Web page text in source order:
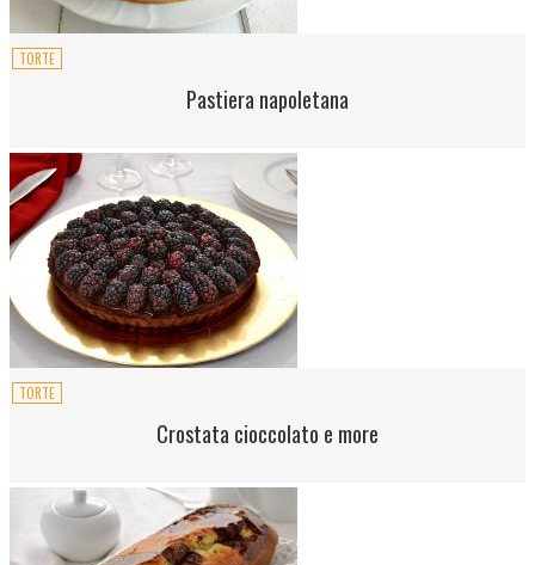
TORTE
Pastiera napoletana
TORTE
Crostata cioccolato e more